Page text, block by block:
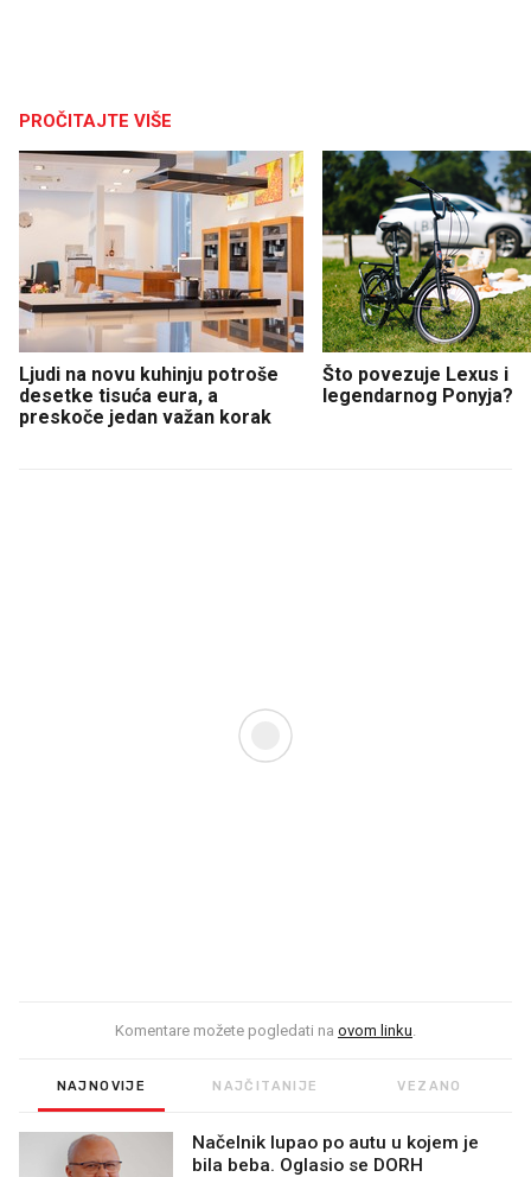
PROČITAJTE VIŠE
Ljudi na novu kuhinju potroše
desetke tisuća eura, a
preskoče jedan važan korak
Što povezuje Lexus i
legendarnog Ponyja?
Komentare možete pogledati na ovom linku.
NAJNOVIJE NAJČITANIJE VEZANO
Načelnik lupao po autu u kojem je
bila beba. Oglasio se DORH